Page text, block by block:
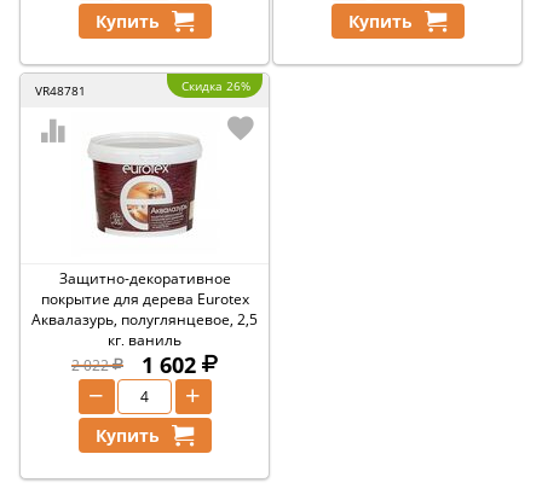
Купить Купить
VR48781 Скидка 26%
Защитно-декоративное
покрытие для дерева Eurotex
Аквалазурь, полуглянцевое, 2,5
кг, ваниль
2 022
1 602
+
−
Купить